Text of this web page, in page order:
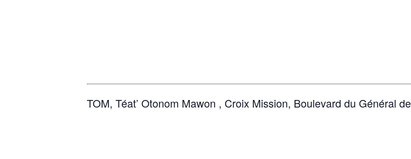
TOM, Téat’ Otonom Mawon , Croix Mission, Boulevard du Général